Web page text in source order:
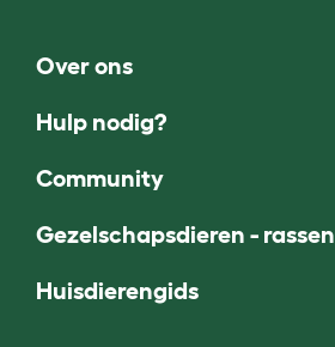
Over ons
Hulp nodig?
Community
Gezelschapsdieren - rassen
Huisdierengids